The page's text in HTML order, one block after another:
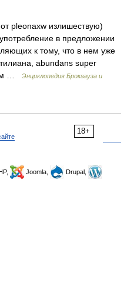
pleonaxw излишествую)
в предложении
к тому, что в нем уже
abundans super
…
Энциклопедия Брокгауза и
18+
Joomla,
Drupal,